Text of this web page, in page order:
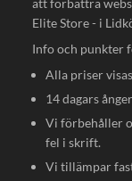
Elite Store - i
Info och punkter
Alla priser
14 dagars
Vi förbehåller
fel i skrift.
Vi tillämpar